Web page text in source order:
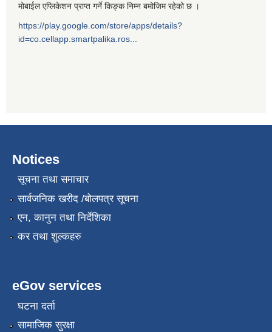
मोबाईल एप्लिकेशन प्राप्त गर्ने किङ्क निम्न बमोजिम रहेको छ ।
https://play.google.com/store/apps/details?
id=co.cellapp.smartpalika.ros...
Notices
सूचना तथा समाचार
सार्वजनिक खरीद /बोलपत्र सूचना
एन, कानुन तथा निर्देशिका
कर तथा शुल्कहरु
eGov services
घटना दर्ता
सामाजिक सुरक्षा